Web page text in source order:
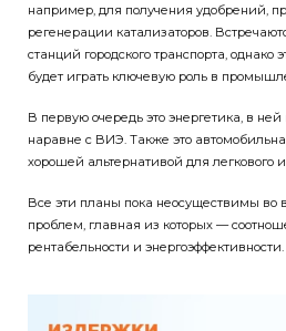
например, для получения удобрений,
регенерации катализаторов.
станций городского транспорта,
будет играть ключевую роль в
В первую очередь это энергетика, в
наравне с ВИЭ. Также это
хорошей альтернативой для легкового и
Все эти планы пока неосуществимы
проблем, главная из которых —
рентабельности и энергоэффективности.